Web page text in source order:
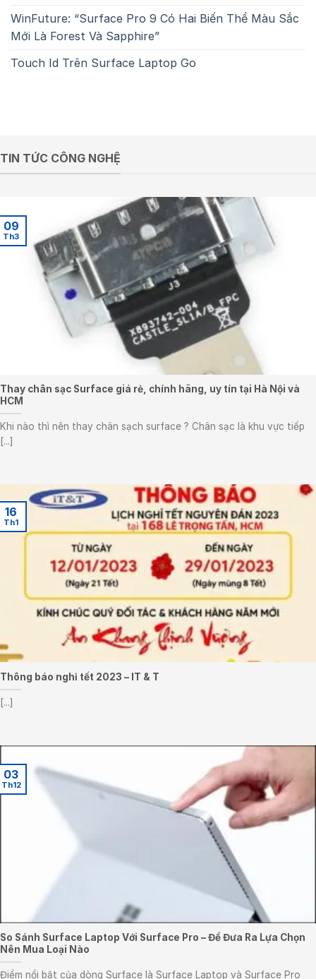
WinFuture: “Surface Pro 9 Có Hai Biến Thể Màu Sắc
Mới Là Forest Và Sapphire”
Touch Id Trên Surface Laptop Go
TIN TỨC CÔNG NGHỆ
Thay chân sạc Surface giá rẻ, chính hãng, uy tín tại Hà Nội và
HCM
Khi nào thì nên thay chân sạch surface ? Chân sạc là khu vực tiếp
[...]
09
Th3
Thông báo nghỉ tết 2023 – IT & T
[...]
16
Th1
So Sánh Surface Laptop Với Surface Pro – Để Đưa Ra Lựa Chọn
Nên Mua Loại Nào
Điểm nổi bật của dòng Surface là Surface Laptop và Surface Pro
03
Th12